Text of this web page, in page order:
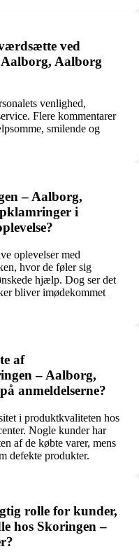
ved
Aalborg
venlighed,
Flere kommentarer
smilende og
– Aalborg,
i
oplevelser med
hvor de føler sig
hjælp. Dog ser det
bliver imødekommet
af
– Aalborg,
anmeldelserne?
i produktkvaliteten hos
Nogle kunder har
af de købte varer, mens
defekte produkter.
rolle for kunder,
hos Skoringen –